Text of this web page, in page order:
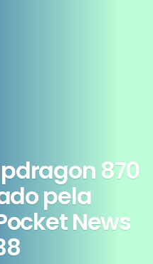
870
pela
News